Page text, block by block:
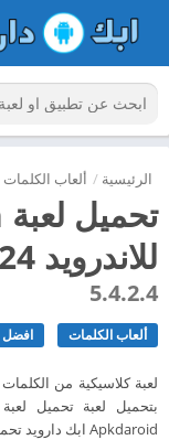
الرئيسية / ألعاب الكلمات
للاندرويد 2024
5.4.2.4
ألعاب الكلمات افضل
لعبة كلاسيكية من
Apkdaroid ابك دارويد تحميل لعبة Hangman مهكرة للاندرويد 2024 – ابك دارويد